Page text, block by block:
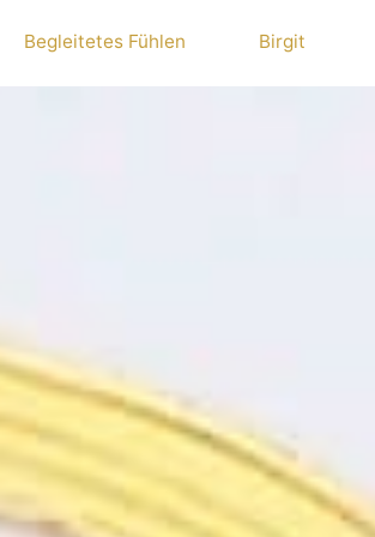
Begleitetes Fühlen Birgit